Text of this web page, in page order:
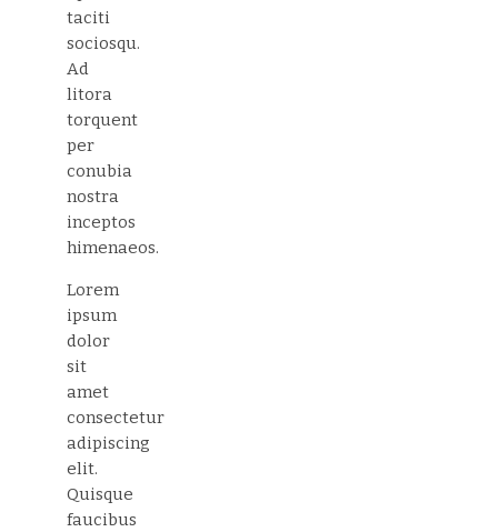
taciti
sociosqu.
Ad
litora
torquent
per
conubia
nostra
inceptos
himenaeos.
Lorem
ipsum
dolor
sit
amet
consectetur
adipiscing
elit.
Quisque
faucibus